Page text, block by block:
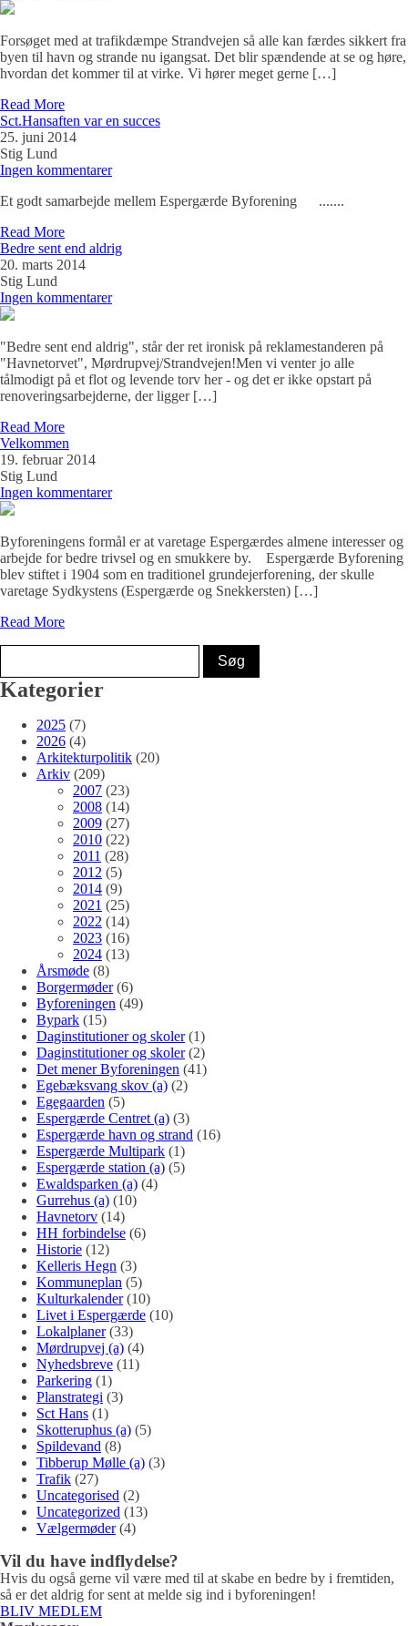
Forsøget med at trafikdæmpe Strandvejen så alle kan færdes sikkert fra
byen til havn og strande nu igangsat. Det blir spændende at se og høre,
hvordan det kommer til at virke. Vi hører meget gerne […]
Read More
Sct.Hansaften var en succes
25. juni 2014
Stig Lund
Ingen kommentarer
Et godt samarbejde mellem Espergærde Byforening .......
Read More
Bedre sent end aldrig
20. marts 2014
Stig Lund
Ingen kommentarer
"Bedre sent end aldrig", står der ret ironisk på reklamestanderen på
"Havnetorvet", Mørdrupvej/Strandvejen!Men vi venter jo alle
tålmodigt på et flot og levende torv her - og det er ikke opstart på
renoveringsarbejderne, der ligger […]
Read More
Velkommen
19. februar 2014
Stig Lund
Ingen kommentarer
Byforeningens formål er at varetage Espergærdes almene interesser og
arbejde for bedre trivsel og en smukkere by. Espergærde Byforening
blev stiftet i 1904 som en traditionel grundejerforening, der skulle
varetage Sydkystens (Espergærde og Snekkersten) […]
Read More
Kategorier
2025 (7)
2026 (4)
Arkitekturpolitik (20)
Arkiv (209)
2007 (23)
2008 (14)
2009 (27)
2010 (22)
2011 (28)
2012 (5)
2014 (9)
2021 (25)
2022 (14)
2023 (16)
2024 (13)
Årsmøde (8)
Borgermøder(6)
Byforeningen (49)
Bypark (15)
Daginstitutioner og skoler(1)
Daginstitutioner og skoler(2)
Det mener Byforeningen (41)
Egebæksvang skov (a) (2)
Egegaarden (5)
Espergærde Centret (a) (3)
Espergærde havn og strand (16)
Espergærde Multipark (1)
Espergærde station (a) (5)
Ewaldsparken (a) (4)
Gurrehus (a) (10)
Havnetorv (14)
HH forbindelse (6)
Historie (12)
Kelleris Hegn (3)
Kommuneplan (5)
Kulturkalender(10)
Livet i Espergærde (10)
Lokalplaner(33)
Mørdrupvej (a) (4)
Nyhedsbreve (11)
Parkering (1)
Planstrategi (3)
Sct Hans (1)
Skotteruphus (a) (5)
Spildevand (8)
Tibberup Mølle (a) (3)
Trafik (27)
Uncategorised (2)
Uncategorized (13)
Vælgermøder(4)
Vil du have indflydelse?
Hvis du også gerne vil være med til at skabe en bedre by i fremtiden,
så er det aldrig for sent at melde sig ind i byforeningen!
BLIV MEDLEM